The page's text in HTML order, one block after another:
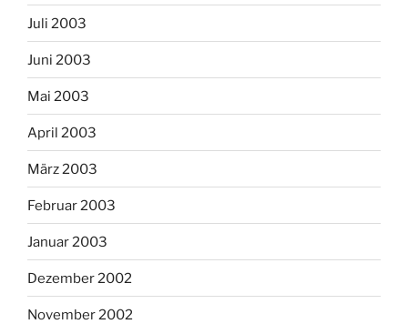
Juli 2003
Juni 2003
Mai 2003
April 2003
März 2003
Februar 2003
Januar 2003
Dezember 2002
November 2002